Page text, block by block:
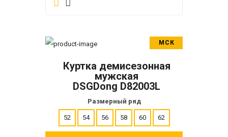
МСК
ПОДРОБНЕЕ
Куртка демисезонная
мужская
DSGDong D82003L
Размерный ряд
52 54 56 58 60 62